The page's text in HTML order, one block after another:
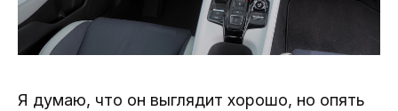
Я думаю, что он выглядит хорошо, но опять